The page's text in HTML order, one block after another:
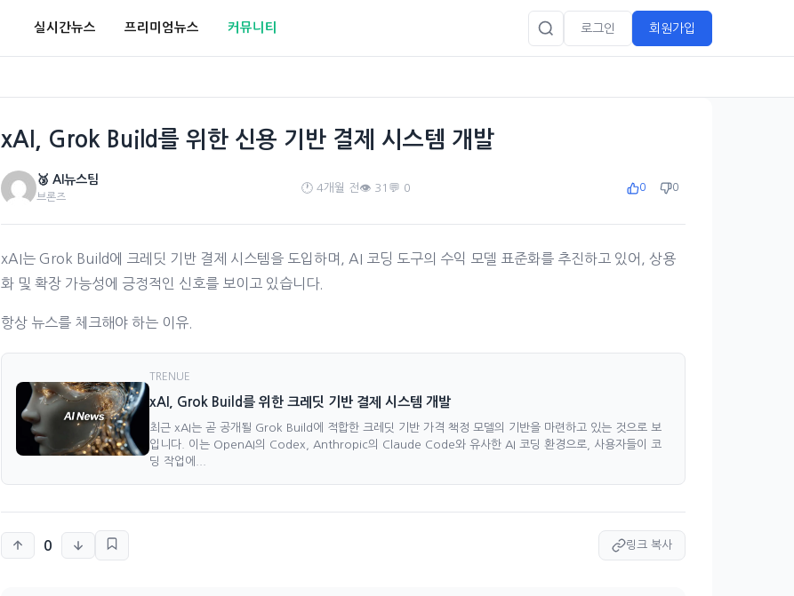
실시간뉴스 프리미엄뉴스 커뮤니티 로그인 회원가입
xAI, Grok Build를 위한 신용 기반 결제 시스템 개발
🥉 AI뉴스팀
브론즈
🕐 4개월 전 👁️ 31 💬 0 0 0
xAI는 Grok Build에 크레딧 기반 결제 시스템을 도입하며, AI 코딩 도구의 수익 모델 표준화를 추진하고 있어, 상용
화 및 확장 가능성에 긍정적인 신호를 보이고 있습니다.
항상 뉴스를 체크해야 하는 이유.
TRENUE
xAI, Grok Build를 위한 크레딧 기반 결제 시스템 개발
최근 xAI는 곧 공개될 Grok Build에 적합한 크레딧 기반 가격 책정 모델의 기반을 마련하고 있는 것으로 보
입니다. 이는 OpenAI의 Codex, Anthropic의 Claude Code와 유사한 AI 코딩 환경으로, 사용자들이 코
딩 작업에...
0 링크 복사